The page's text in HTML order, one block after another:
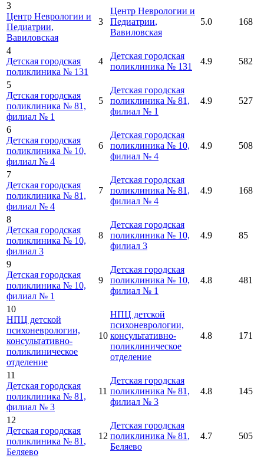
3
Центр Неврологии и
Педиатрии,
Вавиловская
3
Центр Неврологии и
Педиатрии,
Вавиловская
5.0 168
4
Детская городская
поликлиника № 131
4
Детская городская
поликлиника № 131
4.9 582
5
Детская городская
поликлиника № 81,
филиал № 1
5
Детская городская
поликлиника № 81,
филиал № 1
4.9 527
6
Детская городская
поликлиника № 10,
филиал № 4
6
Детская городская
поликлиника № 10,
филиал № 4
4.9 508
7
Детская городская
поликлиника № 81,
филиал № 4
7
Детская городская
поликлиника № 81,
филиал № 4
4.9 168
8
Детская городская
поликлиника № 10,
филиал 3
8
Детская городская
поликлиника № 10,
филиал 3
4.9 85
9
Детская городская
поликлиника № 10,
филиал № 1
9
Детская городская
поликлиника № 10,
филиал № 1
4.8 481
10
НПЦ детской
психоневрологии,
консультативно-
поликлиническое
отделение
10
НПЦ детской
психоневрологии,
консультативно-
поликлиническое
отделение
4.8 171
11
Детская городская
поликлиника № 81,
филиал № 3
11
Детская городская
поликлиника № 81,
филиал № 3
4.8 145
12
Детская городская
поликлиника № 81 ,
Беляево
12
Детская городская
поликлиника № 81 ,
Беляево
4.7 505